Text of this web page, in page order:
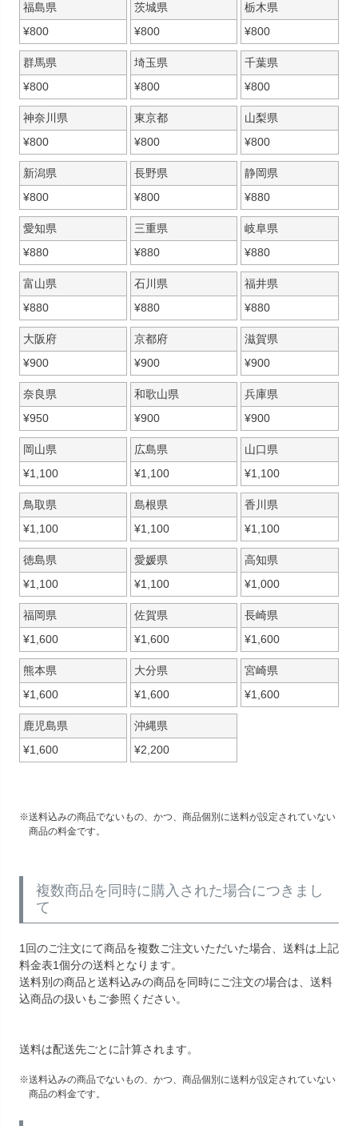
福島県
¥800
茨城県
¥800
栃木県
¥800
群馬県
¥800
埼玉県
¥800
千葉県
¥800
神奈川県
¥800
東京都
¥800
山梨県
¥800
新潟県
¥800
長野県
¥800
静岡県
¥880
愛知県
¥880
三重県
¥880
岐阜県
¥880
富山県
¥880
石川県
¥880
福井県
¥880
大阪府
¥900
京都府
¥900
滋賀県
¥900
奈良県
¥950
和歌山県
¥900
兵庫県
¥900
岡山県
¥1,100
広島県
¥1,100
山口県
¥1,100
鳥取県
¥1,100
島根県
¥1,100
香川県
¥1,100
徳島県
¥1,100
愛媛県
¥1,100
高知県
¥1,000
福岡県
¥1,600
佐賀県
¥1,600
長崎県
¥1,600
熊本県
¥1,600
大分県
¥1,600
宮崎県
¥1,600
鹿児島県
¥1,600
沖縄県
¥2,200
送料込みの商品でないもの、かつ、商品個別に送料が設定されていない
商品の料金です。
複数商品を同時に購入された場合につきまし
て
1回のご注文にて商品を複数ご注文いただいた場合、送料は上記
料金表1個分の送料となります。
送料別の商品と送料込みの商品を同時にご注文の場合は、送料
込商品の扱いもご参照ください。
送料は配送先ごとに計算されます。
送料込みの商品でないもの、かつ、商品個別に送料が設定されていない
商品の料金です。